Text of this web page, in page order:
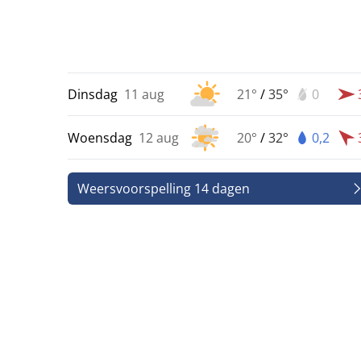
Dinsdag 11 aug 21° /35° 0
Woensdag 12 aug 20° /32° 0,2
Weersvoorspelling 14 dagen